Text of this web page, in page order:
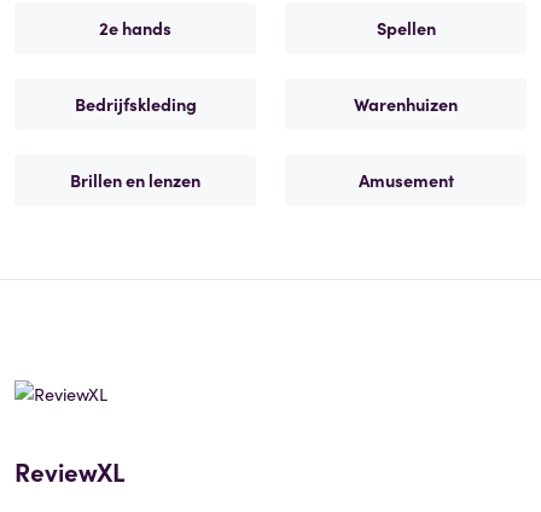
2e hands Spellen
Bedrijfskleding Warenhuizen
Brillen en lenzen Amusement
ReviewXL